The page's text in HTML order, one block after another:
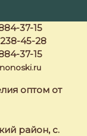
37-15
45-28
37-15
оптом от
район, с.